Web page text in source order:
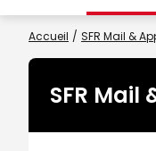
Accueil SFR Mail &
SFR Mail